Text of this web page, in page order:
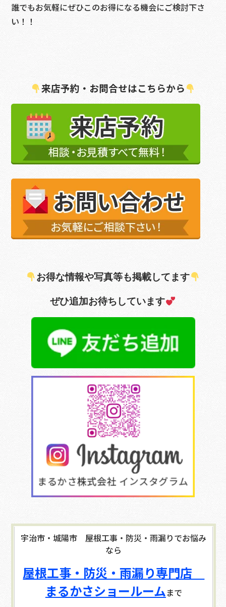
誰でもお気軽にぜひこのお得になる機会にご検討下さ
い！！
来店予約・お問合せはこちらから
お得な情報や写真等も掲載してます
ぜひ追加お待ちしています
宇治市・城陽市 屋根工事・防災・雨漏りでお悩み
なら
屋根工事・防災・雨漏り専門店
まるかさショールームまで